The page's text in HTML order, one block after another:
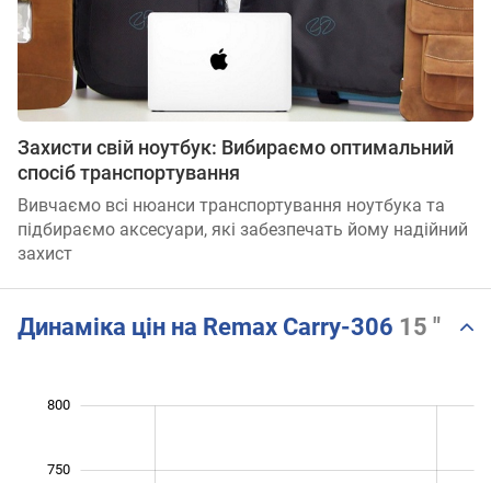
Захисти свій ноутбук: Вибираємо оптимальний
спосіб транспортування
Вивчаємо всі нюанси транспортування ноутбука та
підбираємо аксесуари, які забезпечать йому надійний
захист
Динаміка цін на Remax Carry-306 15 "
800
750